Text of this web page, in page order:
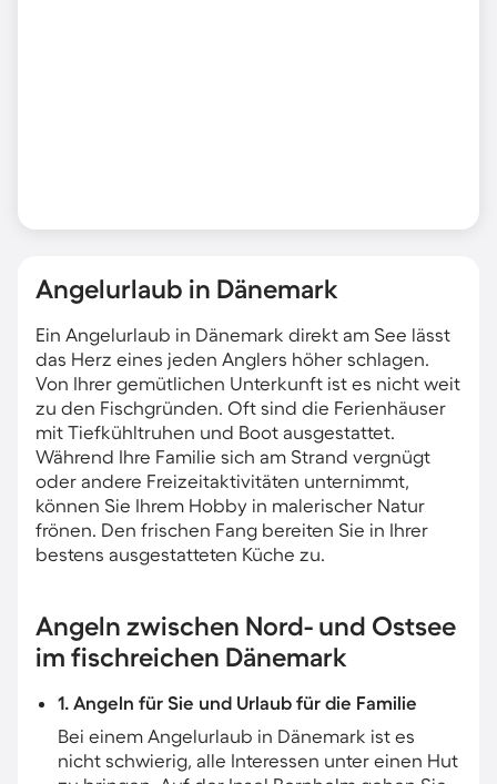
Angelurlaub in Dänemark
Ein Angelurlaub in Dänemark direkt am See lässt
das Herz eines jeden Anglers höher schlagen.
Von Ihrer gemütlichen Unterkunft ist es nicht weit
zu den Fischgründen. Oft sind die Ferienhäuser
mit Tiefkühltruhen und Boot ausgestattet.
Während Ihre Familie sich am Strand vergnügt
oder andere Freizeitaktivitäten unternimmt,
können Sie Ihrem Hobby in malerischer Natur
frönen. Den frischen Fang bereiten Sie in Ihrer
bestens ausgestatteten Küche zu.
Angeln zwischen Nord- und Ostsee
im fischreichen Dänemark
1. Angeln für Sie und Urlaub für die Familie
Bei einem Angelurlaub in Dänemark ist es
nicht schwierig, alle Interessen unter einen Hut